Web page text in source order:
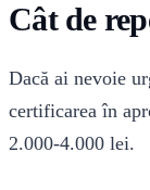
Cât de
Dacă ai nevoie
certificarea în
2.000-4.000 lei.